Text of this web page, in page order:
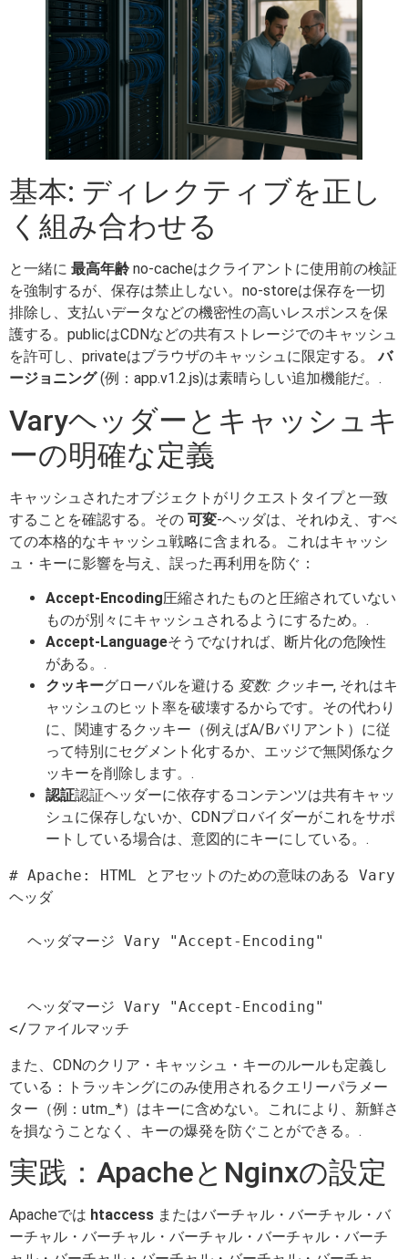
基本: ディレクティブを正し
く組み合わせる
と一緒に 最高年齢 no-cacheはクライアントに使用前の検証
を強制するが、保存は禁止しない。no-storeは保存を一切
排除し、支払いデータなどの機密性の高いレスポンスを保
護する。publicはCDNなどの共有ストレージでのキャッシュ
を許可し、privateはブラウザのキャッシュに限定する。バ
ージョニング(例：app.v1.2.js)は素晴らしい追加機能だ。.
Varyヘッダーとキャッシュキ
ーの明確な定義
キャッシュされたオブジェクトがリクエストタイプと一致
することを確認する。その 可変-ヘッダは、それゆえ、すべ
ての本格的なキャッシュ戦略に含まれる。これはキャッシ
ュ・キーに影響を与え、誤った再利用を防ぐ：
Accept-Encoding圧縮されたものと圧縮されていない
ものが別々にキャッシュされるようにするため。.
Accept-Languageそうでなければ、断片化の危険性
がある。.
クッキーグローバルを避ける 変数: クッキー, それはキ
ャッシュのヒット率を破壊するからです。その代わり
に、関連するクッキー（例えばA/Bバリアント）に従
って特別にセグメント化するか、エッジで無関係なク
ッキーを削除します。.
認証認証ヘッダーに依存するコンテンツは共有キャッ
シュに保存しないか、CDNプロバイダーがこれをサポ
ートしている場合は、意図的にキーにしている。.
# Apache: HTML とアセットのための意味のある Vary
ヘッダ
また、CDNのクリア・キャッシュ・キーのルールも定義し
ている：トラッキングにのみ使用されるクエリーパラメー
ター（例：utm_*）はキーに含めない。これにより、新鮮さ
を損なうことなく、キーの爆発を防ぐことができる。.
実践：ApacheとNginxの設定
Apacheでは htaccess またはバーチャル・バーチャル・バ
ーチャル・バーチャル・バーチャル・バーチャル・バーチ